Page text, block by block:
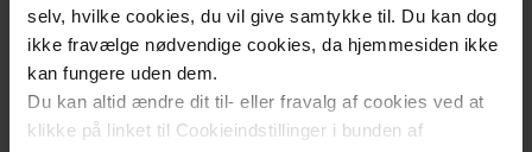
selv, hvilke cookies, du vil give samtykke til. Du kan dog
ikke fravælge nødvendige cookies, da hjemmesiden ikke
kan fungere uden dem.
Du kan altid ændre dit til- eller fravalg af cookies ved at
klikke på linket til Cookieindstillinger i bunden af
Hanne Edelweiss Beckert
Chefkonsulent
Telefon: 21 64 68 73
HEB@regionsjaelland.dk